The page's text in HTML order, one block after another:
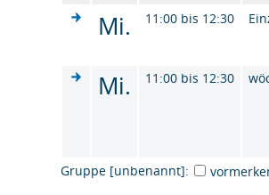
Mi. 11:00 bis 12:30
Mi. 11:00 bis 12:30
Gruppe [unbenannt]: